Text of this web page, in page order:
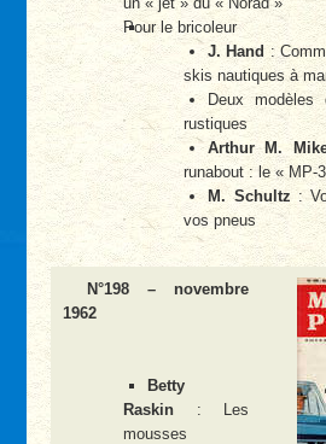
Pour le bricoleur
J. Hand:
skis nautiques à
Deux modèles
rustiques
Arthur M.
runabout : le « MP-
M. Schultz :
vos pneus
N°198 – novembre
1962
Betty
Raskin : Les
mousses